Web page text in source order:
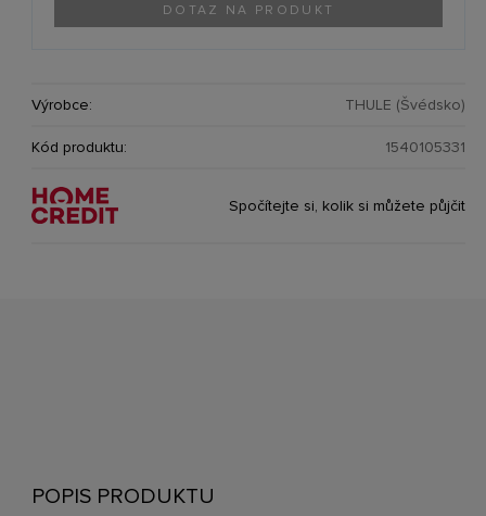
DOTAZ NA PRODUKT
Výrobce: THULE (Švédsko)
Kód produktu: 1540105331
Spočítejte si, kolik si můžete půjčit
POPIS PRODUKTU